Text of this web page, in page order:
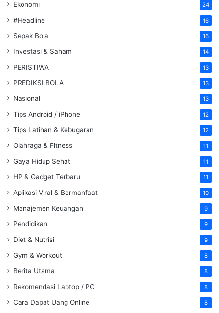
Ekonomi 24
#Headline 16
Sepak Bola 16
Investasi & Saham 14
PERISTIWA 13
PREDIKSI BOLA 13
Nasional 13
Tips Android / iPhone 12
Tips Latihan & Kebugaran 12
Olahraga & Fitness 11
Gaya Hidup Sehat 11
HP & Gadget Terbaru 11
Aplikasi Viral & Bermanfaat 10
Manajemen Keuangan 9
Pendidikan 9
Diet & Nutrisi 9
Gym & Workout 8
Berita Utama 8
Rekomendasi Laptop / PC 8
Cara Dapat Uang Online 8